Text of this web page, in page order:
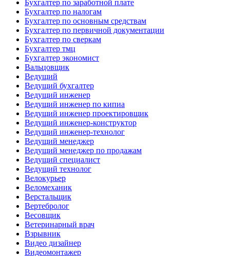
Бухгалтер по заработной плате
Бухгалтер по налогам
Бухгалтер по основным средствам
Бухгалтер по первичной документации
Бухгалтер по сверкам
Бухгалтер тмц
Бухгалтер экономист
Вальцовщик
Ведущий
Ведущий бухгалтер
Ведущий инженер
Ведущий инженер по кипиа
Ведущий инженер проектировщик
Ведущий инженер-конструктор
Ведущий инженер-технолог
Ведущий менеджер
Ведущий менеджер по продажам
Ведущий специалист
Ведущий технолог
Велокурьер
Веломеханик
Верстальщик
Вертебролог
Весовщик
Ветеринарный врач
Взрывник
Видео дизайнер
Видеомонтажер